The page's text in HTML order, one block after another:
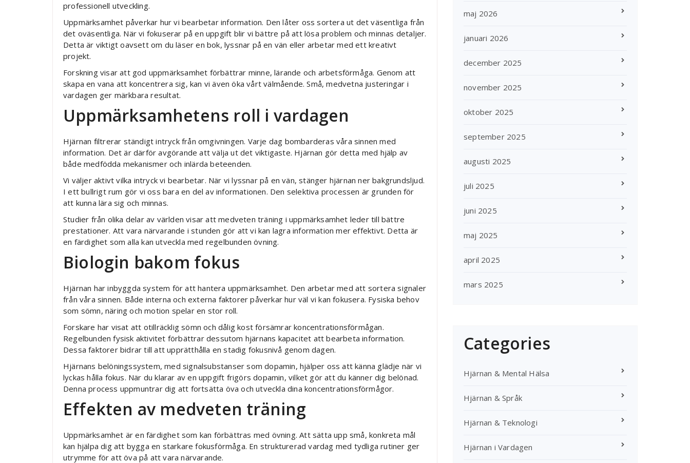
professionell utveckling.
Uppmärksamhet påverkar hur vi bearbetar information. Den låter oss sortera ut det väsentliga från
det oväsentliga. När vi fokuserar på en uppgift blir vi bättre på att lösa problem och minnas detaljer.
Detta är viktigt oavsett om du läser en bok, lyssnar på en vän eller arbetar med ett kreativt
projekt.
Forskning visar att god uppmärksamhet förbättrar minne, lärande och arbetsförmåga. Genom att
skapa en vana att koncentrera sig, kan vi även öka vårt välmående. Små, medvetna justeringar i
vardagen ger märkbara resultat.
Uppmärksamhetens roll i vardagen
Hjärnan filtrerar ständigt intryck från omgivningen. Varje dag bombarderas våra sinnen med
information. Det är därför avgörande att välja ut det viktigaste. Hjärnan gör detta med hjälp av
både medfödda mekanismer och inlärda beteenden.
Vi väljer aktivt vilka intryck vi bearbetar. När vi lyssnar på en vän, stänger hjärnan ner bakgrundsljud.
I ett bullrigt rum gör vi oss bara en del av informationen. Den selektiva processen är grunden för
att kunna lära sig och minnas.
Studier från olika delar av världen visar att medveten träning i uppmärksamhet leder till bättre
prestationer. Att vara närvarande i stunden gör att vi kan lagra information mer effektivt. Detta är
en färdighet som alla kan utveckla med regelbunden övning.
Biologin bakom fokus
Hjärnan har inbyggda system för att hantera uppmärksamhet. Den arbetar med att sortera signaler
från våra sinnen. Både interna och externa faktorer påverkar hur väl vi kan fokusera. Fysiska behov
som sömn, näring och motion spelar en stor roll.
Forskare har visat att otillräcklig sömn och dålig kost försämrar koncentrationsförmågan.
Regelbunden fysisk aktivitet förbättrar dessutom hjärnans kapacitet att bearbeta information.
Dessa faktorer bidrar till att upprätthålla en stadig fokusnivå genom dagen.
Hjärnans belöningssystem, med signalsubstanser som dopamin, hjälper oss att känna glädje när vi
lyckas hålla fokus. När du klarar av en uppgift frigörs dopamin, vilket gör att du känner dig belönad.
Denna process uppmuntrar dig att fortsätta öva och utveckla dina koncentrationsförmågor.
Effekten av medveten träning
Uppmärksamhet är en färdighet som kan förbättras med övning. Att sätta upp små, konkreta mål
kan hjälpa dig att bygga en starkare fokusförmåga. En strukturerad vardag med tydliga rutiner ger
utrymme för att öva på att vara närvarande.
maj 2026
januari 2026
december 2025
november 2025
oktober 2025
september 2025
augusti 2025
juli 2025
juni 2025
maj 2025
april 2025
mars 2025
Categories
Hjärnan & Mental Hälsa
Hjärnan & Språk
Hjärnan & Teknologi
Hjärnan i Vardagen